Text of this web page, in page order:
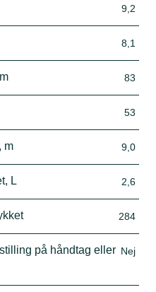
9,2
8,1
83
53
m 9,0
L 2,6
284
på håndtag eller Nej